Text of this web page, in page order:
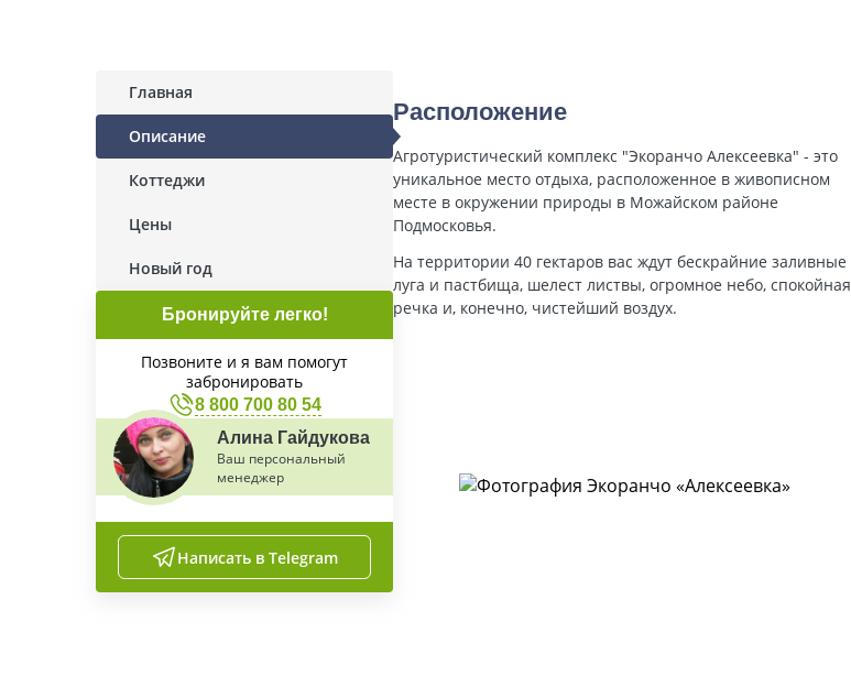
Главная
Описание
Коттеджи
Цены
Новый год
Бронируйте легко!
Позвоните и я вам помогут
забронировать
8 800 700 80 54
Алина Гайдукова
Ваш персональный
менеджер
Написать в Telegram
Расположение
Агротуристический комплекс "Экоранчо Алексеевка" - это
уникальное место отдыха, расположенное в живописном
месте в окружении природы в Можайском районе
Подмосковья.
На территории 40 гектаров вас ждут бескрайние заливные
луга и пастбища, шелест листвы, огромное небо, спокойная
речка и, конечно, чистейший воздух.